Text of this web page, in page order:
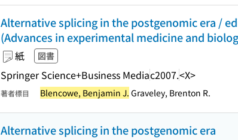
Alternative splicing in the postgenomic era /
(Advances in experimental medicine and
紙 図書
Springer Science+Business Mediac2007.<X>
著者標目 Blencowe, Benjamin J. Graveley, Brenton R.
Alternative splicing in the postgenomic era